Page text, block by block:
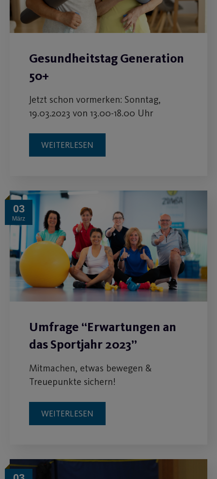
Gesundheitstag Generation
50+
Jetzt schon vormerken: Sonntag,
19.03.2023 von 13.00-18.00 Uhr
WEITERLESEN
03
März
Umfrage “Erwartungen an
das Sportjahr 2023”
Mitmachen, etwas bewegen &
Treuepunkte sichern!
WEITERLESEN